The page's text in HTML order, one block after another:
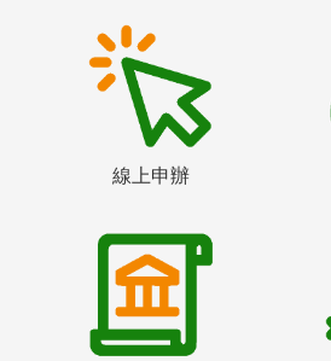
線上申辦